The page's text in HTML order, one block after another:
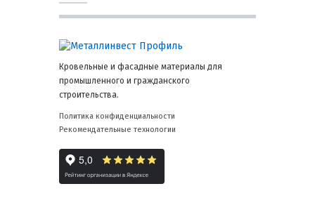
Кровельные и фасадные материалы для
промышленного и гражданского
строительства.
Политика конфиденциальности
Рекомендательные технологии